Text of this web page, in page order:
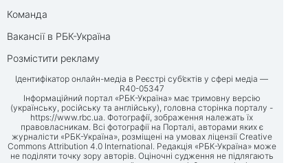
Команда
Вакансії в РБК-Україна
Розмістити рекламу
Ідентифікатор онлайн-медіа в Реєстрі суб’єктів у сфері медіа —
R40-05347
Інформаційний портал «РБК-Україна» має тримовну версію
(українську, російську та англійську), головна сторінка порталу -
https://www.rbc.ua. Фотографії, зображення належать їх
правовласникам. Всі фотографії на Порталі, авторами яких є
журналісти «РБК-Україна», розміщені на умовах ліцензії Creative
Commons Attribution 4.0 International. Редакція «РБК-Україна» може
не поділяти точку зору авторів. Оціночні судження не підлягають